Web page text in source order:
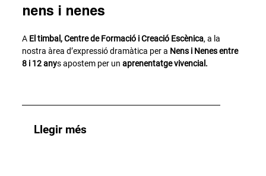
nens i nenes
A El timbal, Centre de Formació i Creació Escènica, a la
nostra àrea d’expressió dramàtica per a Nens i Nenes entre
8 i 12 anys apostem per unaprenentatge vivencial.
Llegir més